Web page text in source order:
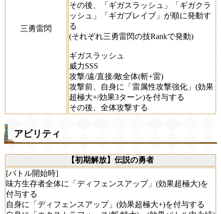
三勇雷閃
その後、「ギガスラッシュ」「ギガクラ
ッシュ」「ギガブレイブ」が順に発動す
る
(それぞれ三勇雷閃の技Rankで発動)
ギガスラッシュ
威力SSS
攻撃/遠/直接/敵全体(斬+雷)
攻撃前、自身に「雷属性攻撃強化」(効果
超極大+/効果3ターン)を付与する
その後、全体攻撃する
アビリティ
【初期解放】伝説の勇者
[バトル開始時]
味方生存者全体に「ディフェンスアップ」(効果超極大)を
付与する
自身に「ディフェンスアップ」(効果超極大+)を付与する